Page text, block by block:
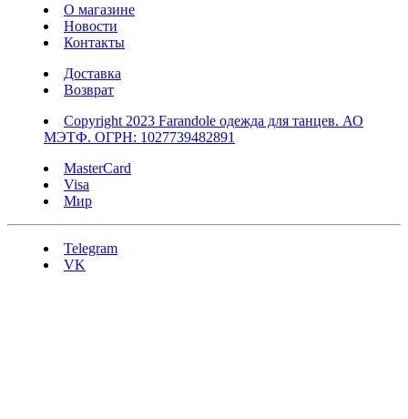
О магазине
Новости
Контакты
Доставка
Возврат
Copyright 2023 Farandole одежда для танцев. АО
МЭТФ. ОГРН: 1027739482891
MasterCard
Visa
Мир
Telegram
VK